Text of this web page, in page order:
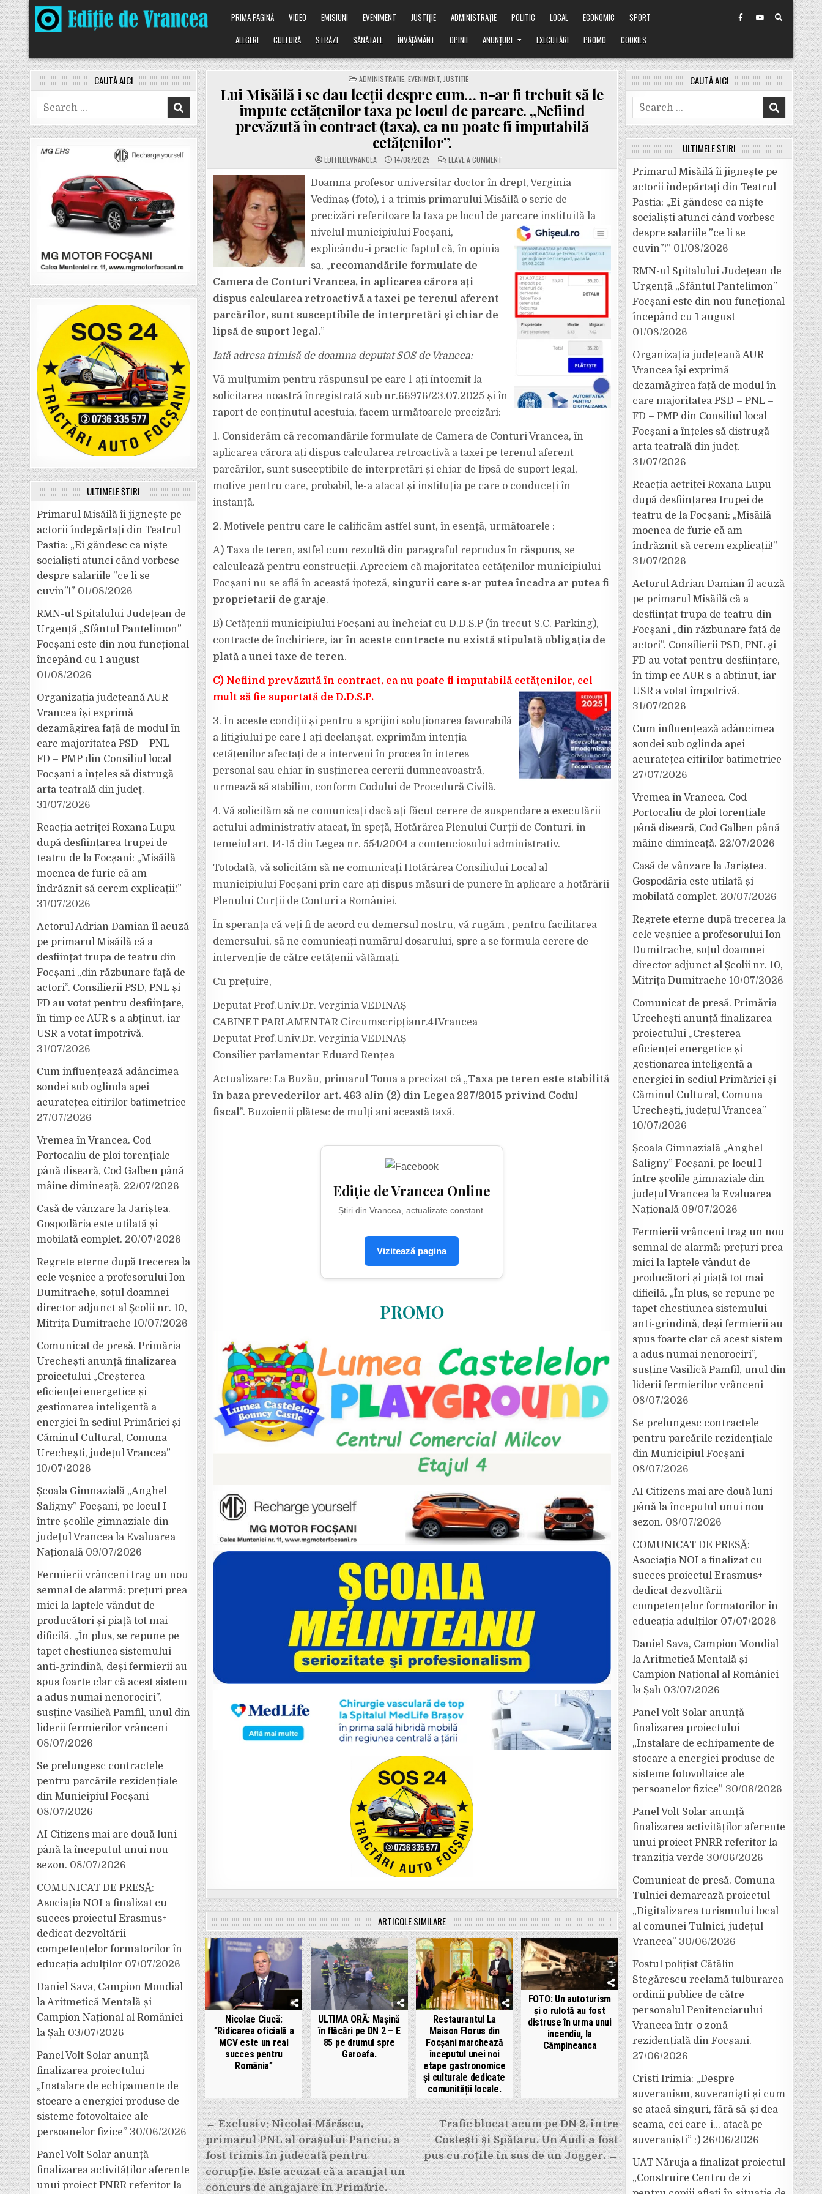
Skip
to
content
PRIMA PAGINĂ VIDEO EMISIUNI EVENIMENT JUSTIȚIE ADMINISTRAȚIE POLITIC LOCAL ECONOMIC
SPORT
ALEGERI
CULTURĂ STRĂZI SĂNĂTATE ÎNVĂȚĂMÂNT OPINII ANUNȚURI EXECUTĂRI PROMO COOKIES
POSTED
IN
ADMINISTRAȚIE ,EVENIMENT JUSTIȚIE
Lui Misăilă i se dau lecții despre cum… n-ar fi trebuit să le
impute cetățenilor taxa pe locul de parcare. „Nefiind
prevăzută în contract (taxa), ea nu poate fi imputabilă
cetățenilor”.
EDITIEDEVRANCEA 14/08/2025 LEAVE A COMMENT
LUI
I
SE
DAU
LECȚII
CUM…
TREBUIT
IMPUTE
CETĂȚENILOR
LOCUL
PARCARE.
„NEFIIND
PREVĂZUTĂ
CETĂȚENILOR”.
Doamna profesor universitar doctor în drept, Verginia
Vedinaș (foto), i-a trimis primarului Misăilă o serie de
precizări referitoare la taxa pe locul de parcare instituită la
nivelul municipiului Focșani,
explicându-i practic faptul că, în opinia
sa, „recomandările formulate de
Camera de Conturi Vrancea, în aplicarea cărora ați
dispus calcularea retroactivă a taxei pe terenul aferent
parcărilor, sunt susceptibile de interpretări și chiar de
lipsă de suport legal.”
Iată adresa trimisă de doamna deputat SOS de Vrancea:
Vă mulțumim pentru răspunsul pe care l-ați întocmit la
solicitarea noastră înregistrată sub nr.66976/23.07.2025 și în
raport de conținutul acestuia, facem următoarele precizări:
1. Considerăm că recomandările formulate de Camera de Conturi Vrancea, în
aplicarea cărora ați dispus calcularea retroactivă a taxei pe terenul aferent
parcărilor, sunt susceptibile de interpretări și chiar de lipsă de suport legal,
motive pentru care, probabil, le-a atacat și instituția pe care o conduceți în
instanță.
2. Motivele pentru care le calificăm astfel sunt, în esență, următoarele :
A) Taxa de teren, astfel cum rezultă din paragraful reprodus în răspuns, se
calculează pentru construcții. Apreciem că majoritatea cetățenilor municipiului
Focșani nu se află în această ipoteză, singurii care s-ar putea încadra ar putea fi
proprietarii de garaje.
B) Cetățenii municipiului Focșani au încheiat cu D.D.S.P (în trecut S.C. Parking),
contracte de închiriere, iar în aceste contracte nu există stipulată obligația de
plată a unei taxe de teren.
C) Nefiind prevăzută în contract, ea nu poate fi imputabilă cetățenilor, cel
mult să fie suportată de D.D.S.P.
3. În aceste condiții și pentru a sprijini soluționarea favorabilă
a litigiului pe care l-ați declanșat, exprimăm intenția
cetățenilor afectați de a interveni în proces în interes
personal sau chiar în susținerea cererii dumneavoastră,
urmează să stabilim, conform Codului de Procedură Civilă.
4. Vă solicităm să ne comunicați dacă ați făcut cerere de suspendare a executării
actului administrativ atacat, în speță, Hotărârea Plenului Curții de Conturi, în
temeiul art. 14-15 din Legea nr. 554/2004 a contenciosului administrativ.
Totodată, vă solicităm să ne comunicați Hotărârea Consiliului Local al
municipiului Focșani prin care ați dispus măsuri de punere în aplicare a hotărârii
Plenului Curții de Conturi a României.
În speranța că veți fi de acord cu demersul nostru, vă rugăm , pentru facilitarea
demersului, să ne comunicați numărul dosarului, spre a se formula cerere de
intervenție de către cetățenii vătămați.
Cu prețuire,
Deputat Prof.Univ.Dr. Verginia VEDINAȘ
CABINET PARLAMENTAR Circumscripțianr.41Vrancea
Deputat Prof.Univ.Dr. Verginia VEDINAȘ
Consilier parlamentar Eduard Rențea
Actualizare: La Buzău, primarul Toma a precizat că „Taxa pe teren este stabilită
în baza prevederilor art. 463 alin (2) din Legea 227/2015 privind Codul
fiscal”. Buzoienii plătesc de mulți ani această taxă.
Ediție de Vrancea Online
Știri din Vrancea, actualizate constant.
Vizitează pagina
PROMO
ARTICOLE SIMILARE
Nicolae Ciucă:
”Ridicarea oficială a
MCV este un real
succes pentru
România”
ULTIMA ORĂ: Mașină
în flăcări pe DN 2 – E
85 pe drumul spre
Garoafa.
Restaurantul La
Maison Florus din
Focșani marchează
începutul unei noi
etape gastronomice
și culturale dedicate
comunității locale.
FOTO: Un autoturism
și o rulotă au fost
distruse în urma unui
incendiu, la
Câmpineanca
Navigare
în
articole
Trafic blocat acum pe DN 2, între
Costești și Spătaru. Un Audi a fost
pus cu roțile în sus de un Jogger. →
← Exclusiv: Nicolai Mărăscu,
primarul PNL al orașului Panciu, a
fost trimis în judecată pentru
corupție. Este acuzat că a aranjat un
concurs de angajare în Primărie.
CAUTĂ AICI
Search
for:
ULTIMELE ȘTIRI
Primarul Misăilă îi jignește pe
actorii îndepărtați din Teatrul
Pastia: „Ei gândesc ca niște
socialiști atunci când vorbesc
despre salariile ”ce li se
cuvin”!” 01/08/2026
RMN-ul Spitalului Județean de
Urgență „Sfântul Pantelimon”
Focșani este din nou funcțional
începând cu 1 august
01/08/2026
Organizația județeană AUR
Vrancea își exprimă
dezamăgirea față de modul în
care majoritatea PSD – PNL –
FD – PMP din Consiliul local
Focșani a înțeles să distrugă
arta teatrală din județ.
31/07/2026
Reacția actriței Roxana Lupu
după desființarea trupei de
teatru de la Focșani: „Misăilă
mocnea de furie că am
îndrăznit să cerem explicații!”
31/07/2026
Actorul Adrian Damian îl acuză
pe primarul Misăilă că a
desființat trupa de teatru din
Focșani „din răzbunare față de
actori”. Consilierii PSD, PNL și
FD au votat pentru desființare,
în timp ce AUR s-a abținut, iar
USR a votat împotrivă.
31/07/2026
Cum influențează adâncimea
sondei sub oglinda apei
acuratețea citirilor batimetrice
27/07/2026
Vremea în Vrancea. Cod
Portocaliu de ploi torențiale
până diseară, Cod Galben până
mâine dimineață. 22/07/2026
Casă de vânzare la Jariștea.
Gospodăria este utilată și
mobilată complet. 20/07/2026
Regrete eterne după trecerea la
cele veșnice a profesorului Ion
Dumitrache, soțul doamnei
director adjunct al Școlii nr. 10,
Mitrița Dumitrache 10/07/2026
Comunicat de presă. Primăria
Urechești anunță finalizarea
proiectului „Creșterea
eficienței energetice și
gestionarea inteligentă a
energiei în sediul Primăriei și
Căminul Cultural, Comuna
Urechești, județul Vrancea”
10/07/2026
Școala Gimnazială „Anghel
Saligny” Focșani, pe locul I
între școlile gimnaziale din
județul Vrancea la Evaluarea
Națională 09/07/2026
Fermierii vrânceni trag un nou
semnal de alarmă: prețuri prea
mici la laptele vândut de
producători și piață tot mai
dificilă. „În plus, se repune pe
tapet chestiunea sistemului
anti-grindină, deși fermierii au
spus foarte clar că acest sistem
a adus numai nenorociri”,
susține Vasilică Pamfil, unul din
liderii fermierilor vrânceni
08/07/2026
Se prelungesc contractele
pentru parcările rezidențiale
din Municipiul Focșani
08/07/2026
AI Citizens mai are două luni
până la începutul unui nou
sezon. 08/07/2026
COMUNICAT DE PRESĂ:
Asociația NOI a finalizat cu
succes proiectul Erasmus+
dedicat dezvoltării
competențelor formatorilor în
educația adulților 07/07/2026
Daniel Sava, Campion Mondial
la Aritmetică Mentală și
Campion Național al României
la Șah 03/07/2026
Panel Volt Solar anunță
finalizarea proiectului
„Instalare de echipamente de
stocare a energiei produse de
sisteme fotovoltaice ale
persoanelor fizice” 30/06/2026
Panel Volt Solar anunță
finalizarea activităților aferente
unui proiect PNRR referitor la
CAUTĂ AICI
Search
for:
ULTIMELE ȘTIRI
Primarul Misăilă îi jignește pe
actorii îndepărtați din Teatrul
Pastia: „Ei gândesc ca niște
socialiști atunci când vorbesc
despre salariile ”ce li se
cuvin”!” 01/08/2026
RMN-ul Spitalului Județean de
Urgență „Sfântul Pantelimon”
Focșani este din nou funcțional
începând cu 1 august
01/08/2026
Organizația județeană AUR
Vrancea își exprimă
dezamăgirea față de modul în
care majoritatea PSD – PNL –
FD – PMP din Consiliul local
Focșani a înțeles să distrugă
arta teatrală din județ.
31/07/2026
Reacția actriței Roxana Lupu
după desființarea trupei de
teatru de la Focșani: „Misăilă
mocnea de furie că am
îndrăznit să cerem explicații!”
31/07/2026
Actorul Adrian Damian îl acuză
pe primarul Misăilă că a
desființat trupa de teatru din
Focșani „din răzbunare față de
actori”. Consilierii PSD, PNL și
FD au votat pentru desființare,
în timp ce AUR s-a abținut, iar
USR a votat împotrivă.
31/07/2026
Cum influențează adâncimea
sondei sub oglinda apei
acuratețea citirilor batimetrice
27/07/2026
Vremea în Vrancea. Cod
Portocaliu de ploi torențiale
până diseară, Cod Galben până
mâine dimineață. 22/07/2026
Casă de vânzare la Jariștea.
Gospodăria este utilată și
mobilată complet. 20/07/2026
Regrete eterne după trecerea la
cele veșnice a profesorului Ion
Dumitrache, soțul doamnei
director adjunct al Școlii nr. 10,
Mitrița Dumitrache 10/07/2026
Comunicat de presă. Primăria
Urechești anunță finalizarea
proiectului „Creșterea
eficienței energetice și
gestionarea inteligentă a
energiei în sediul Primăriei și
Căminul Cultural, Comuna
Urechești, județul Vrancea”
10/07/2026
Școala Gimnazială „Anghel
Saligny” Focșani, pe locul I
între școlile gimnaziale din
județul Vrancea la Evaluarea
Națională 09/07/2026
Fermierii vrânceni trag un nou
semnal de alarmă: prețuri prea
mici la laptele vândut de
producători și piață tot mai
dificilă. „În plus, se repune pe
tapet chestiunea sistemului
anti-grindină, deși fermierii au
spus foarte clar că acest sistem
a adus numai nenorociri”,
susține Vasilică Pamfil, unul din
liderii fermierilor vrânceni
08/07/2026
Se prelungesc contractele
pentru parcările rezidențiale
din Municipiul Focșani
08/07/2026
AI Citizens mai are două luni
până la începutul unui nou
sezon. 08/07/2026
COMUNICAT DE PRESĂ:
Asociația NOI a finalizat cu
succes proiectul Erasmus+
dedicat dezvoltării
competențelor formatorilor în
educația adulților 07/07/2026
Daniel Sava, Campion Mondial
la Aritmetică Mentală și
Campion Național al României
la Șah 03/07/2026
Panel Volt Solar anunță
finalizarea proiectului
„Instalare de echipamente de
stocare a energiei produse de
sisteme fotovoltaice ale
persoanelor fizice” 30/06/2026
Panel Volt Solar anunță
finalizarea activităților aferente
unui proiect PNRR referitor la
tranziția verde 30/06/2026
Comunicat de presă. Comuna
Tulnici demarează proiectul
„Digitalizarea turismului local
al comunei Tulnici, județul
Vrancea” 30/06/2026
Fostul polițist Cătălin
Stegărescu reclamă tulburarea
ordinii publice de către
personalul Penitenciarului
Vrancea într-o zonă
rezidențială din Focșani.
27/06/2026
Cristi Irimia: „Despre
suveranism, suveraniști și cum
se atacă singuri, fără să-și dea
seama, cei care-i… atacă pe
suveraniști” :) 26/06/2026
UAT Năruja a finalizat proiectul
„Construire Centru de zi